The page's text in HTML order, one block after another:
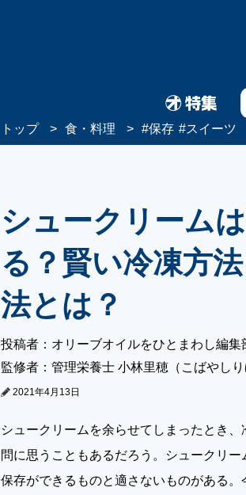
トップ 食・料理 #保存 #スイーツ
シュークリーム
る？賢い冷凍方
法とは？
投稿者：オリーブオイルをひとまわし編集
監修者：管理栄養士 小林里穂（こばやしり
2021年4月13日
シュークリームを余らせてしまったとき
問に思うこともあるだろう。シュークリ
保存ができるものと適さないものがある